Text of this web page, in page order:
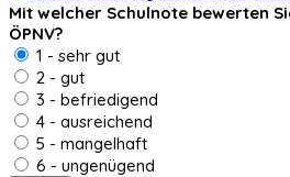
Mit welcher Schulnote bewerten
ÖPNV?
1 - sehr gut
2 - gut
3 - befriedigend
4 - ausreichend
5 - mangelhaft
6 - ungenügend